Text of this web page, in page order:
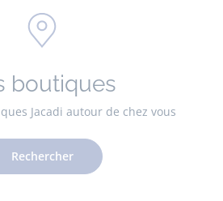
boutiques
Jacadi autour de chez vous
Rechercher